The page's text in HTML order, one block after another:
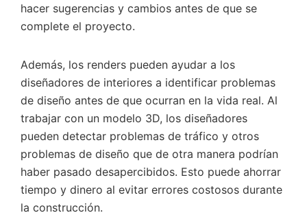
hacer sugerencias y cambios antes de que se
complete el proyecto.
Además, los renders pueden ayudar a los
diseñadores de interiores a identificar problemas
de diseño antes de que ocurran en la vida real. Al
trabajar con un modelo 3D, los diseñadores
pueden detectar problemas de tráfico y otros
problemas de diseño que de otra manera podrían
haber pasado desapercibidos. Esto puede ahorrar
tiempo y dinero al evitar errores costosos durante
la construcción.